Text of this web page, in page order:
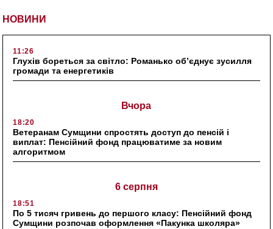
НОВИНИ
11:26
Глухів бореться за світло: Романько об’єднує зусилля
громади та енергетиків
Вчора
18:20
Ветеранам Сумщини спростять доступ до пенсій і
виплат: Пенсійний фонд працюватиме за новим
алгоритмом
6 серпня
18:51
По 5 тисяч гривень до першого класу: Пенсійний фонд
Сумщини розпочав оформлення «Пакунка школяра»